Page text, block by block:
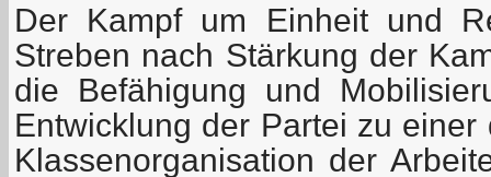
Der Kampf um Einheit und
Streben nach Stärkung der
die Befähigung und
Entwicklung der Partei zu
Klassenorganisation der